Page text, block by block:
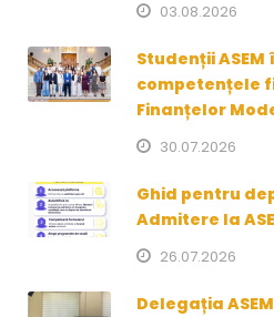
03.08.2026
Studenții
competențele
Finanțelor
30.07.2026
Ghid pentru
Admitere la
26.07.2026
Delegația